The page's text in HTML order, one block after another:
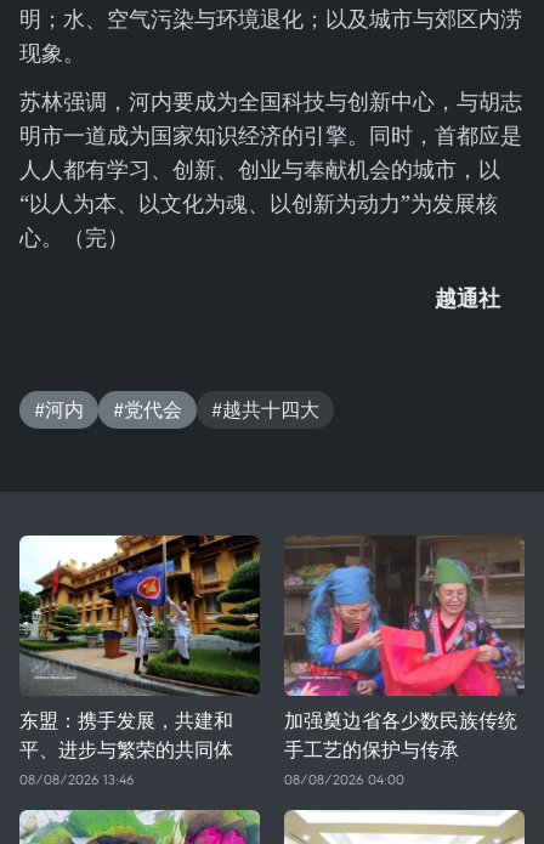
明；水、空气污染与环境退化；以及城市与郊区内涝
现象。
苏林强调，河内要成为全国科技与创新中心，与胡志
明市一道成为国家知识经济的引擎。同时，首都应是
人人都有学习、创新、创业与奉献机会的城市，以
“以人为本、以文化为魂、以创新为动力”为发展核
心。（完）
越通社
#河内 #党代会 #越共十四大
东盟：携手发展，共建和
平、进步与繁荣的共同体
08/08/2026 13:46
加强奠边省各少数民族传统
手工艺的保护与传承
08/08/2026 04:00